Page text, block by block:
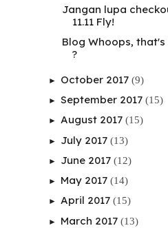
Jangan lupa
11.11 Fly!
Blog Whoops,
?
► October 2017 (9)
► September 2017 (15)
► August 2017 (15)
► July 2017 (13)
► June 2017 (12)
► May 2017 (14)
► April 2017 (15)
► March 2017 (13)